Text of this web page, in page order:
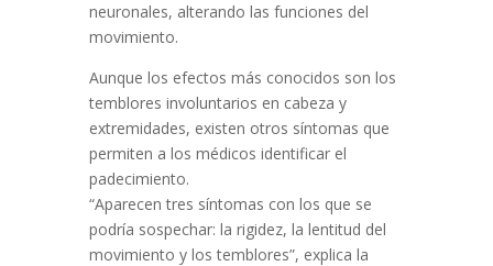
neuronales, alterando las funciones del
movimiento.
Aunque los efectos más conocidos son los
temblores involuntarios en cabeza y
extremidades, existen otros síntomas que
permiten a los médicos identificar el
padecimiento.
“Aparecen tres síntomas con los que se
podría sospechar: la rigidez, la lentitud del
movimiento y los temblores”, explica la